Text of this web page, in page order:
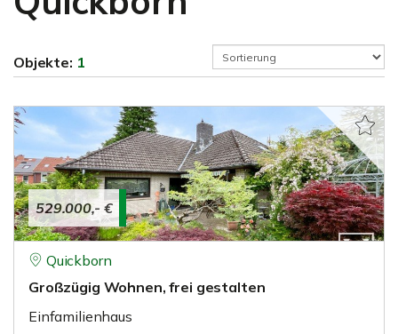
Objekte: 1
529.000,- €
Quickborn
Großzügig Wohnen, frei gestalten
Einfamilienhaus